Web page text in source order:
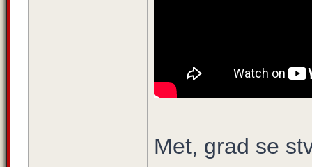
Met, grad se